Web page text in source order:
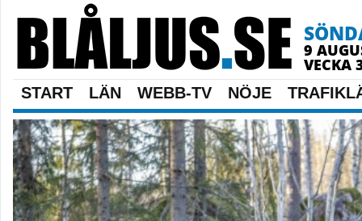
9
VECKA
START LÄN WEBB-TV NÖJE